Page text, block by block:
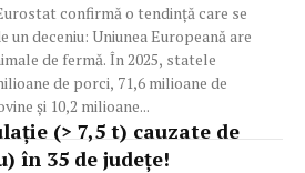
confirmă o tendință care se
un deceniu: Uniunea Europeană are
de fermă. În 2025, statele
de porci, 71,6 milioane de
și 10,2 milioane...
(> 7,5 t) cauzate de
în 35 de județe!